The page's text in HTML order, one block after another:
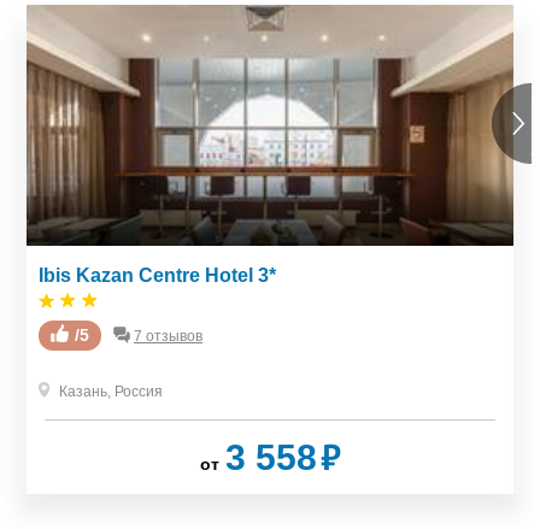
Ibis Kazan Centre Hotel 3*
/5 7 отзывов
Казань, Россия
от 3 558₽